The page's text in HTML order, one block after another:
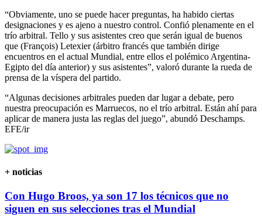
“Obviamente, uno se puede hacer preguntas, ha habido ciertas
designaciones y es ajeno a nuestro control. Confió plenamente en el
trío arbitral. Tello y sus asistentes creo que serán igual de buenos
que (François) Letexier (árbitro francés que también dirige
encuentros en el actual Mundial, entre ellos el polémico Argentina-
Egipto del día anterior) y sus asistentes”, valoró durante la rueda de
prensa de la víspera del partido.
“Algunas decisiones arbitrales pueden dar lugar a debate, pero
nuestra preocupación es Marruecos, no el trío arbitral. Están ahí para
aplicar de manera justa las reglas del juego”, abundó Deschamps.
EFE/ir
+ noticias
Con Hugo Broos, ya son 17 los técnicos que no
siguen en sus selecciones tras el Mundial